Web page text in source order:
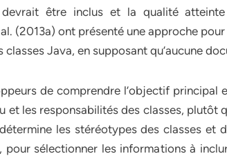
devrait être inclus et la qualité
(2013a) ont présenté une approche
Java, en supposant qu’aucune
de comprendre l’objectif principal
et les responsabilités des classes, plutôt
les stéréotypes des classes et
sélectionner les informations à